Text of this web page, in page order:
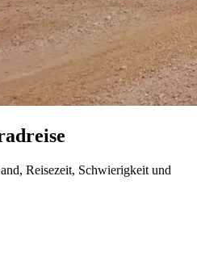
Reisezeit, Schwierigkeit und